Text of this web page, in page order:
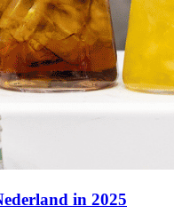
in 2025